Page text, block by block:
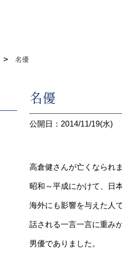
名優
名優
公開日：2014/11/19(水)
高倉健さんが亡くなられま
昭和～平成にかけて、日
海外にも影響を与えた人
話される一言一言に重み
男優でありました。